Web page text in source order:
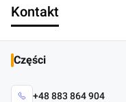
Kontakt
Części
+48 883 864 904